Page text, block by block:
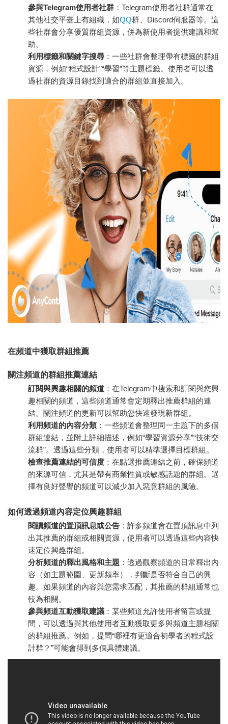
參與Telegram使用者社群 ：Telegram使用者社群通常在
其他社交平臺上有組織，如QQ群、Discord伺服器等。這
些社群會分享優質群組資源，併為新使用者提供建議和幫
助。
利用標籤和關鍵字搜尋 ：一些社群會整理帶有標籤的群組
資源，例如“程式設計”“學習”等主題標籤。使用者可以透
過社群的資源目錄找到適合的群組並直接加入。
在頻道中獲取群組推薦
關注頻道的群組推薦連結
訂閱與興趣相關的頻道 ：在Telegram中搜索和訂閱與您興
趣相關的頻道，這些頻道通常會定期釋出推薦群組的連
結。關注頻道的更新可以幫助您快速發現新群組。
利用頻道的內容分類 ：一些頻道會整理同一主題下的多個
群組連結，並附上詳細描述，例如“學習資源分享”“技術交
流群”。透過這些分類，使用者可以精準選擇目標群組。
檢查推薦連結的可信度 ：在點選推薦連結之前，確保頻道
的來源可信，尤其是帶有商業性質或敏感話題的群組。選
擇有良好聲譽的頻道可以減少加入惡意群組的風險。
如何透過頻道內容定位興趣群組
閱讀頻道的置頂訊息或公告 ：許多頻道會在置頂訊息中列
出其推薦的群組或相關資源，使用者可以透過這些內容快
速定位興趣群組。
分析頻道的釋出風格和主題 ：透過觀察頻道的日常釋出內
容（如主題範圍、更新頻率），判斷是否符合自己的興
趣。如果頻道的內容與您需求匹配，其推薦的群組通常也
較為相關。
參與頻道互動獲取建議 ：某些頻道允許使用者留言或提
問，可以透過與其他使用者互動獲取更多與頻道主題相關
的群組推薦。例如，提問“哪裡有更適合初學者的程式設
計群？”可能會得到多個具體建議。